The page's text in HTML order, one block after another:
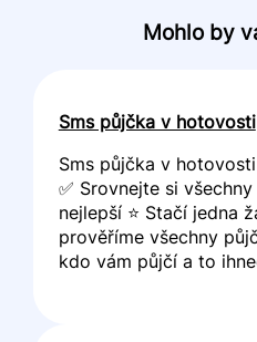
Mohlo by
Sms půjčka v hotovosti
Sms půjčka v
✅ Srovnejte si
nejlepší ⭐ Stačí jedna
prověříme všechny
kdo vám půjčí a to